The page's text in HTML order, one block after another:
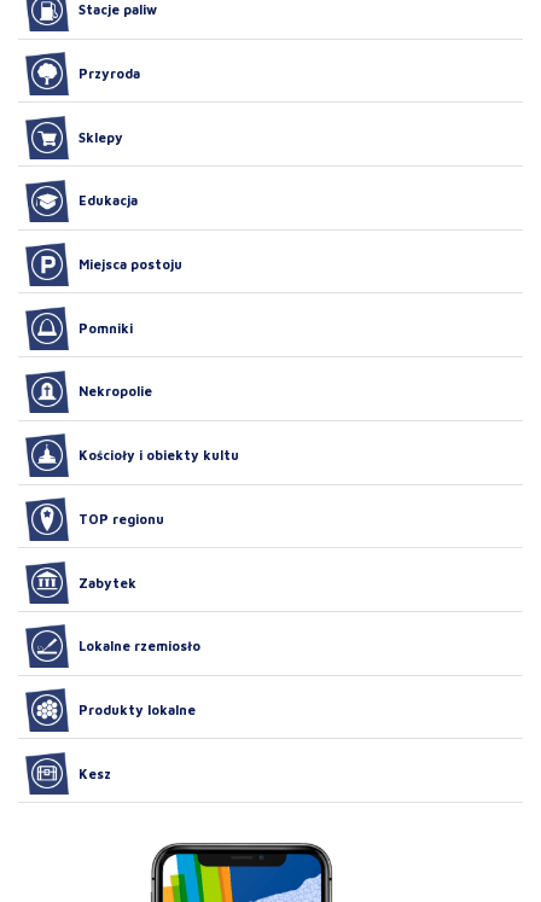
Stacje paliw
Przyroda
Sklepy
Edukacja
Miejsca postoju
Pomniki
Nekropolie
Kościoły i obiekty kultu
TOP regionu
Zabytek
Lokalne rzemiosło
Produkty lokalne
Kesz